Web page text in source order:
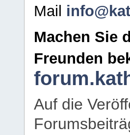
Mail
Machen Sie
Freunden
Auf die